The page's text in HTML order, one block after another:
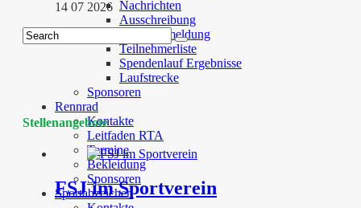
Nachrichten
Ausschreibung
Onlineanmeldung
Teilnehmerliste
Spendenlauf Ergebnisse
Laufstrecke
Sponsoren
Rennrad
Kontakte
Leitfaden RTA
Termine
Bekleidung
Sponsoren
Sportabzeichen
14 07 2026
Stellenangebote
FSJ im Sportverein